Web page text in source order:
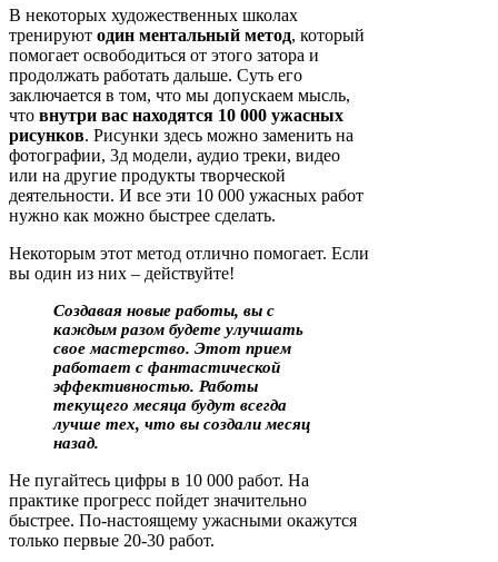
В некоторых художественных школах
тренируют один ментальный метод, который
помогает освободиться от этого затора и
продолжать работать дальше. Суть его
заключается в том, что мы допускаем мысль,
что внутри вас находятся 10 000 ужасных
рисунков. Рисунки здесь можно заменить на
фотографии, 3д модели, аудио треки, видео
или на другие продукты творческой
деятельности. И все эти 10 000 ужасных работ
нужно как можно быстрее сделать.
Некоторым этот метод отлично помогает. Если
вы один из них – действуйте!
Создавая новые работы, вы с
каждым разом будете улучшать
свое мастерство. Этот прием
работает с фантастической
эффективностью. Работы
текущего месяца будут всегда
лучше тех, что вы создали месяц
назад.
Не пугайтесь цифры в 10 000 работ. На
практике прогресс пойдет значительно
быстрее. По-настоящему ужасными окажутся
только первые 20-30 работ.